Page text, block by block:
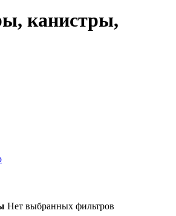
канистры,
Нет выбранных фильтров